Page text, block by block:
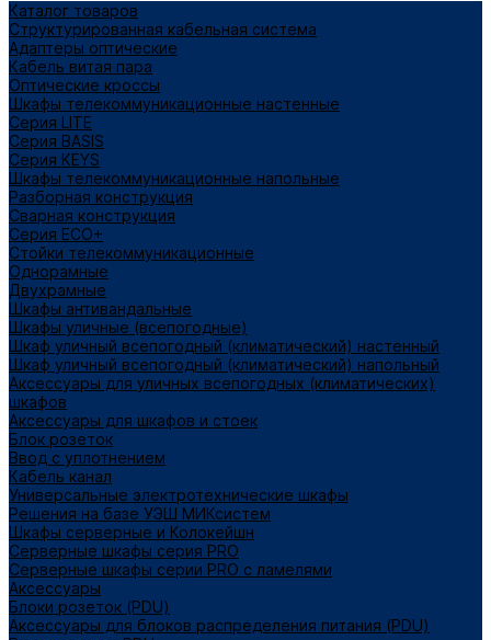
Каталог товаров
Структурированная кабельная система
Адаптеры оптические
Кабель витая пара
Оптические кроссы
Шкафы телекоммуникационные настенные
Cерия LITE
Cерия BASIS
Cерия KEYS
Шкафы телекоммуникационные напольные
Разборная конструкция
Сварная конструкция
Серия ECO+
Стойки телекоммуникационные
Однорамные
Двухрамные
Шкафы антивандальные
Шкафы уличные (всепогодные)
Шкаф уличный всепогодный (климатический) настенный
Шкаф уличный всепогодный (климатический) напольный
Аксессуары для уличных всепогодных (климатических)
шкафов
Аксессуары для шкафов и стоек
Блок розеток
Ввод с уплотнением
Кабель канал
Универсальные электротехнические шкафы
Решения на базе УЭШ МИКсистем
Шкафы серверные и Колокейшн
Серверные шкафы серия PRO
Серверные шкафы серии PRO с ламелями
Аксессуары
Блоки розеток (PDU)
Аксессуары для блоков распределения питания (PDU)